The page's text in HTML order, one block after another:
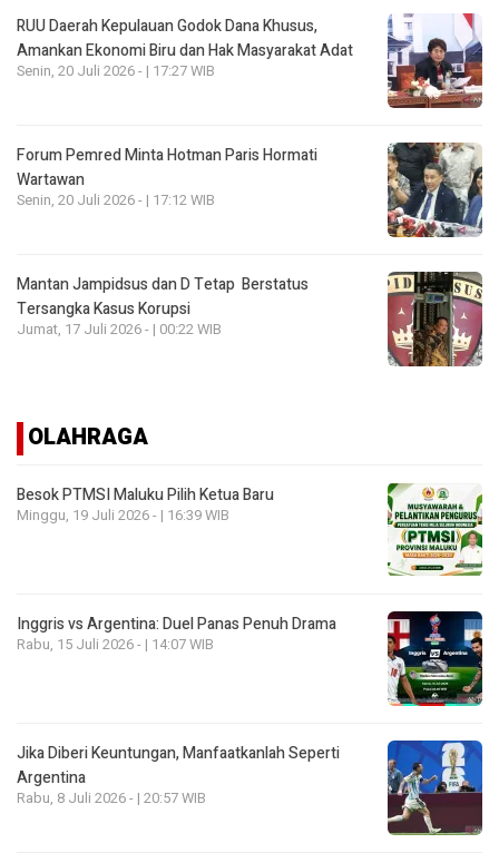
RUU Daerah Kepulauan Godok Dana Khusus,
Amankan Ekonomi Biru dan Hak Masyarakat Adat
Senin, 20 Juli 2026 - | 17:27 WIB
Forum Pemred Minta Hotman Paris Hormati
Wartawan
Senin, 20 Juli 2026 - | 17:12 WIB
Mantan Jampidsus dan D Tetap Berstatus
Tersangka Kasus Korupsi
Jumat, 17 Juli 2026 - | 00:22 WIB
OLAHRAGA
Besok PTMSI Maluku Pilih Ketua Baru
Minggu, 19 Juli 2026 - | 16:39 WIB
Inggris vs Argentina: Duel Panas Penuh Drama
Rabu, 15 Juli 2026 - | 14:07 WIB
Jika Diberi Keuntungan, Manfaatkanlah Seperti
Argentina
Rabu, 8 Juli 2026 - | 20:57 WIB